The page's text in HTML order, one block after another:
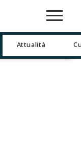
Attualità